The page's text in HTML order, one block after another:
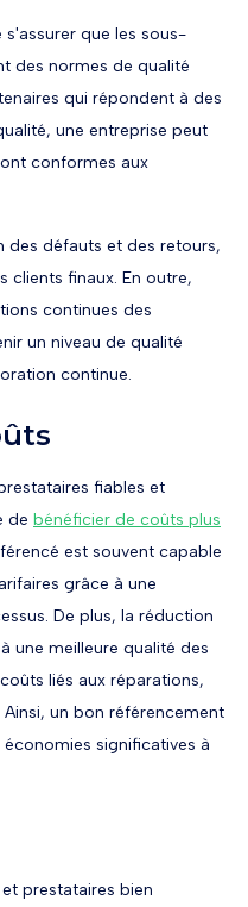
que les sous-
des normes de qualité
qui répondent à des
une entreprise peut
conformes aux
des défauts et des retours,
clients finaux. En outre,
continues des
un niveau de qualité
continue.
fiables et
de bénéficier de coûts plus
est souvent capable
grâce à une
De plus, la réduction
une meilleure qualité des
liés aux réparations,
un bon référencement
significatives à
prestataires bien